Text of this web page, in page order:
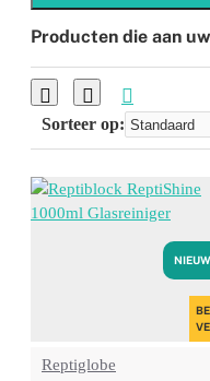
Producten die aan
Sorteer op:
NIEUW
Reptiglobe